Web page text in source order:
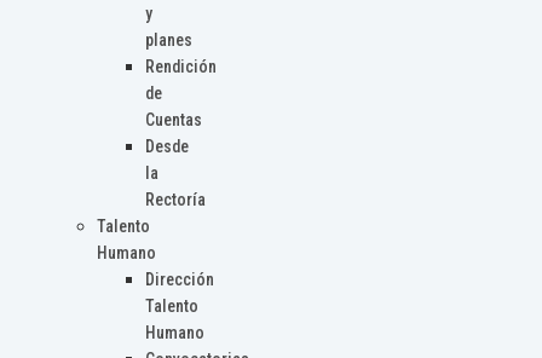
y
planes
Rendición
de
Cuentas
Desde
la
Rectoría
Talento
Humano
Dirección
Talento
Humano